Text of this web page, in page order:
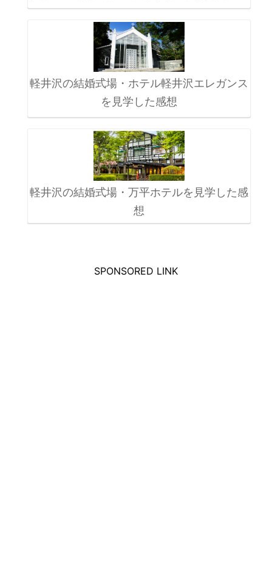
軽井沢の結婚式場・ホテル軽井沢エレガンス
を見学した感想
軽井沢の結婚式場・万平ホテルを見学した感
想
SPONSORED LINK